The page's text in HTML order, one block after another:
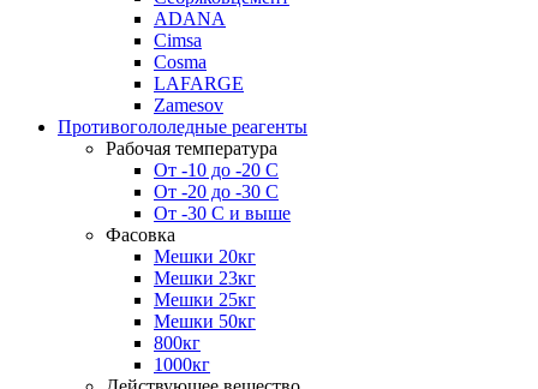
ADANA
Cimsa
Cosma
LAFARGE
Zamesov
Противогололедные реагенты
Рабочая температура
От -10 до -20 С
От -20 до -30 С
От -30 С и выше
Фасовка
Мешки 20кг
Мешки 23кг
Мешки 25кг
Мешки 50кг
800кг
1000кг